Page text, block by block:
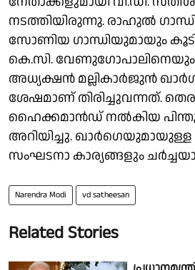
നടത്തിയിരുന്നു. രാഹുൽ
സോണിയ ​ഗാന്ധിയുമായും
കെ.സി.
അധ്യക്ഷൻ മല്ലികാർജുൻ
ശേഷമാണ് തിരിച്ചുവന്നത്.
ഹൈക്കമാൻഡ് നൽകിയ
അറിയിച്ചു. ഖാർ​ഗെയുമായുള്ള
സംഘടനാ കാര്യങ്ങളും
Narendra Modi vd satheesan
Related Stories